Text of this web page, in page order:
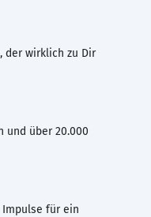
der wirklich zu Dir
und über 20.000
für ein